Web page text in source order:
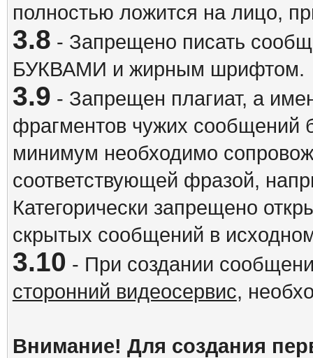
полностью ложится на лицо,
3.8 - Запрещено писать
БУКВАМИ и жирным шрифтом.
3.9 - Запрещен плагиат, а
фрагментов чужих сообщений
минимум необходимо
соответствующей фразой,
Категорически запрещено
скрытых сообщений в
3.10 - При создании
сторонний видеосервис,
Внимание! Для создания